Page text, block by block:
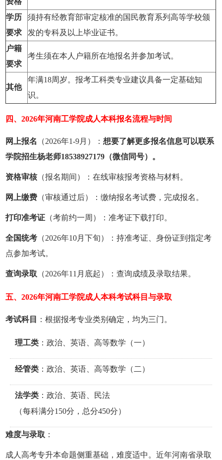
学历
要求
须持有经教育部审定核准的国民教育系列高等学校颁
发的专科及以上毕业证书。
户籍
要求
考生须在本人户籍所在地报名并参加考试。
其他
年满18周岁。报考工科类专业建议具备一定基础知
识。
四、2026年‌河南工学院成人本科报名流程与时间
网上报名 （2026年1-9月）：想要了解更多报名信息可以联系
学院招生杨老师18538927179（微信同号）。
资格审核（报名期间）：在线审核报考资格与材料。
网上缴费 （审核通过后）：缴纳报名考试费，完成报名。
打印准考证 （考前约一周）：准考证下载打印。
全国统考 （2026年10月下旬）：持准考证、身份证到指定考
点参加考试。
查询录取 （2026年11月底起）：查询成绩及录取结果。
五、2026年‌河南工学院成人本科考试科目与录取
考试科目 ：根据报考专业类别确定，均为三门。
理工类：政治、英语、高等数学（一）
经管类：政治、英语、高等数学（二）
法学类：政治、英语、民法
（每科满分150分，总分450分）
难度与录取 ：
成人高考专升本命题侧重基础，难度适中。近年河南省录取